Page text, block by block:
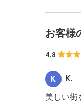
お客様
4.8
K K.
美しい街